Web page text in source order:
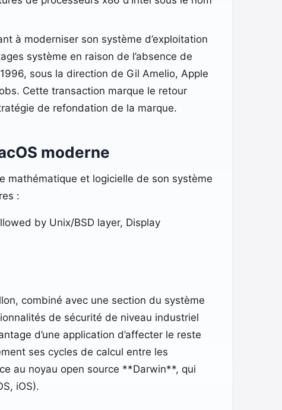
à moderniser son système d’exploitation
système en raison de l’absence de
sous la direction de Gil Amelio, Apple
Cette transaction marque le retour
de refondation de la marque.
moderne
mathématique et logicielle de son système
:
by Unix/BSD layer, Display
combiné avec une section du système
de sécurité de niveau industriel
d’une application d’affecter le reste
ses cycles de calcul entre les
au noyau open source **Darwin**, qui
iOS).